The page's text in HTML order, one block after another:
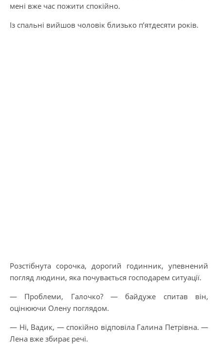
мені вже час пожити спокійно.
Із спальні вийшов чоловік близько п’ятдесяти років.
Розстібнута сорочка, дорогий годинник, упевнений
погляд людини, яка почувається господарем ситуації.
— Проблеми, Галочко? — байдуже спитав він,
оцінюючи Олену поглядом.
— Ні, Вадик, — спокійно відповіла Галина Петрівна. —
Лена вже збирає речі.